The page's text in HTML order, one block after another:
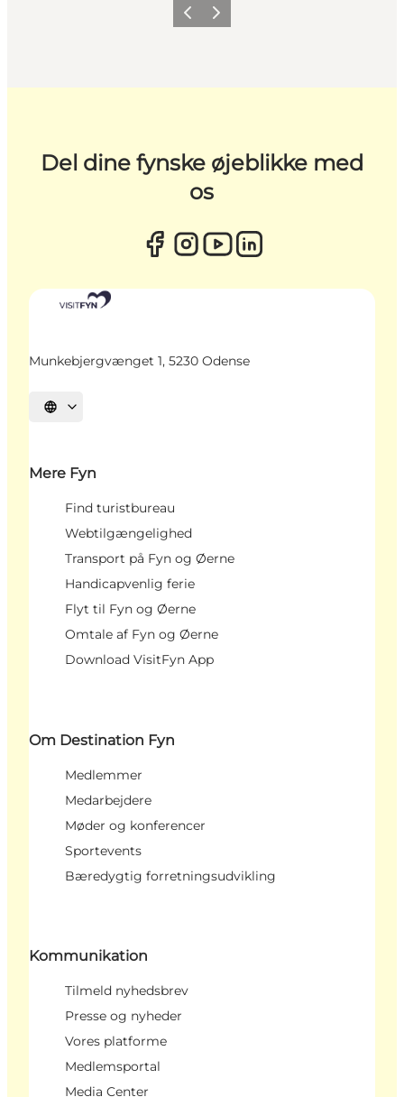
ForrigeNæste
Del dine fynske øjeblikke med
os
Munkebjergvænget 1, 5230 Odense
Vælg sprog
Mere Fyn
Find turistbureau
Webtilgængelighed
Transport på Fyn og Øerne
Handicapvenlig ferie
Flyt til Fyn og Øerne
Omtale af Fyn og Øerne
Download VisitFyn App
Om Destination Fyn
Medlemmer
Medarbejdere
Møder og konferencer
Sportevents
Bæredygtig forretningsudvikling
Kommunikation
Tilmeld nyhedsbrev
Presse og nyheder
Vores platforme
Medlemsportal
Media Center